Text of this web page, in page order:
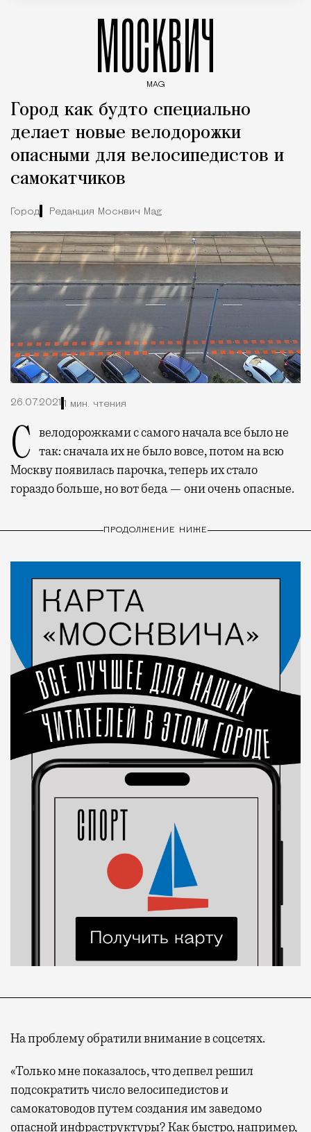
МОСКВИЧ
MAG
Город как будто специально
делает новые велодорожки
опасными для велосипедистов и
самокатчиков
Город Редакция Москвич Mag
26.07.2021 1 мин. чтения
С велодорожками с самого начала все было не так: сначала их не было вовсе, потом на всю
Москву появилась парочка, теперь их стало
гораздо больше, но вот беда — они очень опасные.
ПРОДОЛЖЕНИЕ НИЖЕ
На проблему обратили внимание в соцсетях.
«Только мне показалось, что депвел решил
подсократить число велосипедистов и
самокатоводов путем создания им заведомо
опасной инфраструктуры? Как быстро, например,